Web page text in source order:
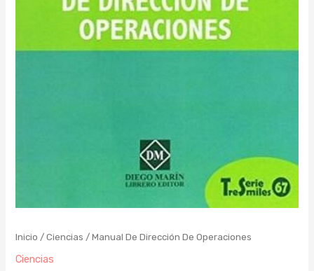
Inicio /Ciencias / Manual De Dirección De Operaciones
Ciencias